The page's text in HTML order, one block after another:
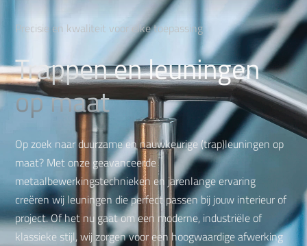
Precisie en kwaliteit voor elke toepassing
Trappen en leuningen
op maat
Op zoek naar duurzame en nauwkeurige (trap)leuningen op
maat? Met onze geavanceerde
metaalbewerkingstechnieken en jarenlange ervaring
creëren wij leuningen die perfect passen bij jouw interieur of
project. Of het nu gaat om een moderne, industriële of
klassieke stijl, wij zorgen voor een hoogwaardige afwerking